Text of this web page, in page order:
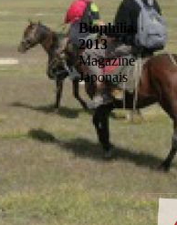
Biophilia,
2013
Magazine
Japonais